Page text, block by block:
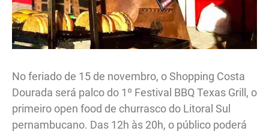
No feriado de 15 de novembro, o Shopping Costa
Dourada será palco do 1º Festival BBQ Texas Grill, o
primeiro open food de churrasco do Litoral Sul
pernambucano. Das 12h às 20h, o público poderá